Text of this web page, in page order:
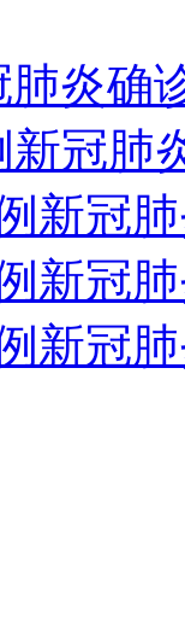
炎确
冠肺
新冠
新冠
新冠